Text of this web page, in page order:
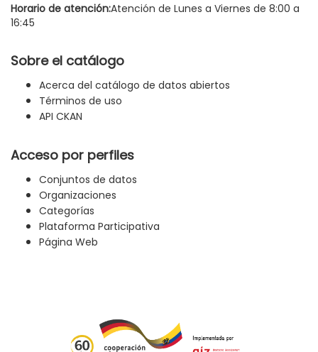
Horario de atención:Atención de Lunes a Viernes de 8:00 a
16:45
Sobre el catálogo
Acerca del catálogo de datos abiertos
Términos de uso
API CKAN
Acceso por perfiles
Conjuntos de datos
Organizaciones
Categorías
Plataforma Participativa
Página Web